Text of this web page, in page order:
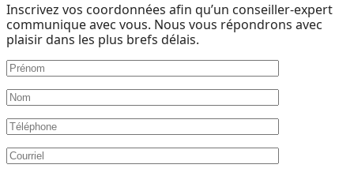
Inscrivez vos coordonnées afin qu’un conseiller-expert
communique avec vous. Nous vous répondrons avec
plaisir dans les plus brefs délais.